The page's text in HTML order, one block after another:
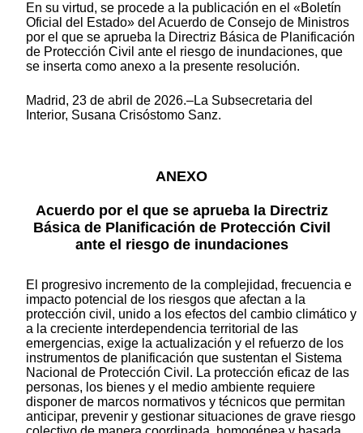
En su virtud, se procede a la publicación en el «Boletín
Oficial del Estado» del Acuerdo de Consejo de Ministros
por el que se aprueba la Directriz Básica de Planificación
de Protección Civil ante el riesgo de inundaciones, que
se inserta como anexo a la presente resolución.
Madrid, 23 de abril de 2026.–La Subsecretaria del
Interior, Susana Crisóstomo Sanz.
ANEXO
Acuerdo por el que se aprueba la Directriz
Básica de Planificación de Protección Civil
ante el riesgo de inundaciones
El progresivo incremento de la complejidad, frecuencia e
impacto potencial de los riesgos que afectan a la
protección civil, unido a los efectos del cambio climático y
a la creciente interdependencia territorial de las
emergencias, exige la actualización y el refuerzo de los
instrumentos de planificación que sustentan el Sistema
Nacional de Protección Civil. La protección eficaz de las
personas, los bienes y el medio ambiente requiere
disponer de marcos normativos y técnicos que permitan
anticipar, prevenir y gestionar situaciones de grave riesgo